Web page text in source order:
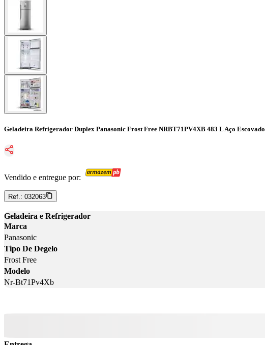
Geladeira Refrigerador Duplex Panasonic Frost Free NRBT71PV4XB 483 L Aço Escovado
Vendido e entregue por:
Ref.: 032063
Geladeira e Refrigerador
Marca
Panasonic
Tipo De Degelo
Frost Free
Modelo
Nr-Bt71Pv4Xb